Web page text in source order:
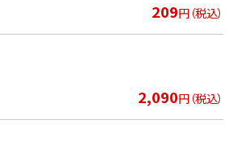
209円（税込）
2,090円（税込）